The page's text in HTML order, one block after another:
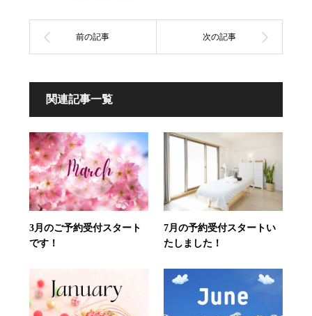
関連記事一覧
3月のご予約受付スタート
です！
7月の予約受付スタートい
たしました！